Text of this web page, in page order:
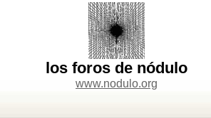
los foros de nódulo
www.nodulo.org